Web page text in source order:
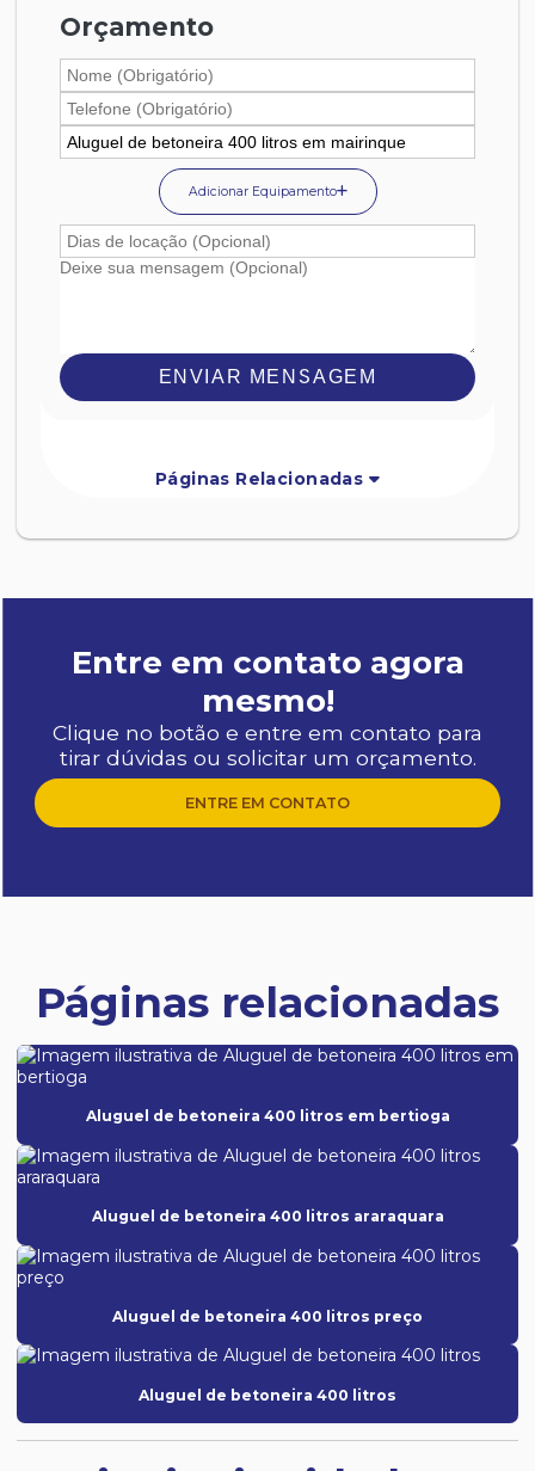
Orçamento
Adicionar Equipamento
ENVIAR MENSAGEM
Páginas Relacionadas
Entre em contato agora
mesmo!
Clique no botão e entre em contato para
tirar dúvidas ou solicitar um orçamento.
ENTRE EM CONTATO
Páginas relacionadas
Aluguel de betoneira 400 litros em bertioga
Aluguel de betoneira 400 litros araraquara
Aluguel de betoneira 400 litros preço
Aluguel de betoneira 400 litros